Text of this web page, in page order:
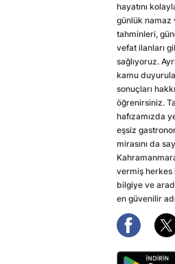
hayatını
günlük namaz
tahminleri,
vefat ilanları
sağlıyoruz.
kamu
sonuçları
öğrenirsiniz.
hafızamızda
eşsiz
mirasını da
vermiş herkes
bilgiye ve
en güvenilir